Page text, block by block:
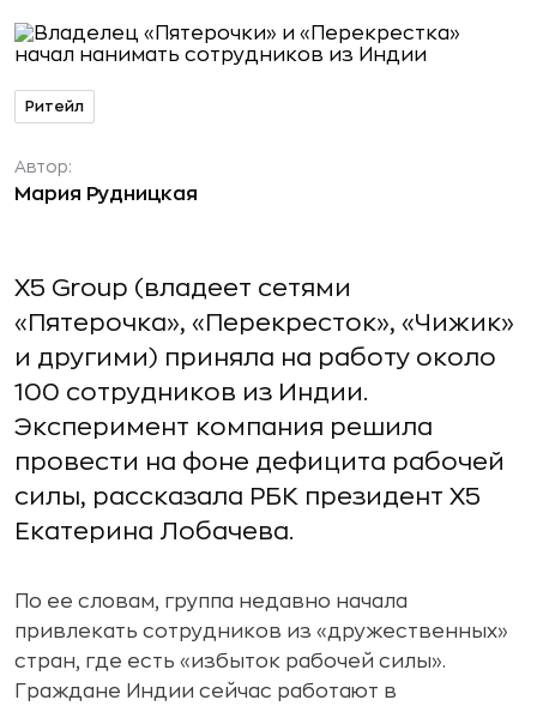
Ритейл
Автор:
Мария Рудницкая
X5 Group (владеет сетями
«Пятерочка», «Перекресток», «Чижик»
и другими) приняла на работу около
100 сотрудников из Индии.
Эксперимент компания решила
провести на фоне дефицита рабочей
силы, рассказала РБК президент X5
Екатерина Лобачева.
По ее словам, группа недавно начала
привлекать сотрудников из «дружественных»
стран, где есть «избыток рабочей силы».
Граждане Индии сейчас работают в